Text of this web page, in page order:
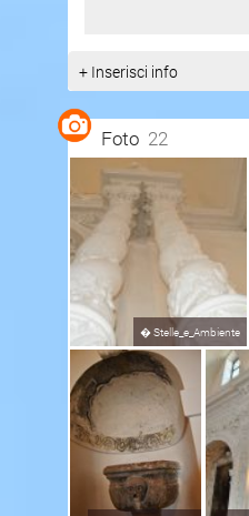
pietra di
San Francesco".
Il tabernacolo � in
Fonte:http://
+ Inserisci info
Foto 22
�Stelle_e_Ambiente